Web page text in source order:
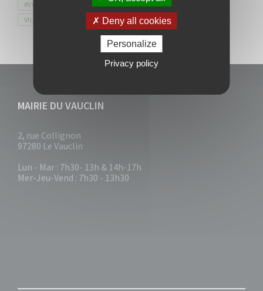
Tags
#VOKLEN MARCHESPORTIVE
SPORT
VILLEDUVAUCLIN
MAIRIE DU VAUCLIN
2, rue Collignon
97280 Le Vauclin
Lun - Mar : 7h30- 13h & 14h-17h
Mer-Jeu-Vend : 7h30 - 13h30
Deny all cookies
Personalize
Privacy policy